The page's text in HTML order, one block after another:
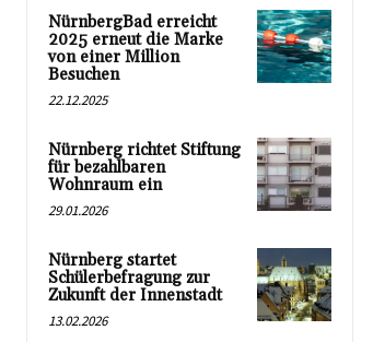
NürnbergBad erreicht
2025 erneut die Marke
von einer Million
Besuchen
22.12.2025
Nürnberg richtet Stiftung
für bezahlbaren
Wohnraum ein
29.01.2026
Nürnberg startet
Schülerbefragung zur
Zukunft der Innenstadt
13.02.2026